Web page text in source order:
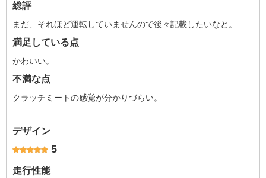
総評
まだ、それほど運転していませんので後々記載したいなと。
満足している点
かわいい。
不満な点
クラッチミートの感覚が分かりづらい。
デザイン
5
走行性能